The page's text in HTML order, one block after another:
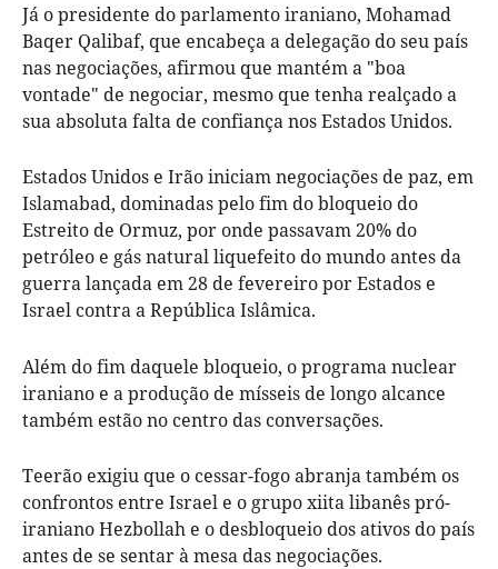
Já o presidente do parlamento iraniano, Mohamad
Baqer Qalibaf, que encabeça a delegação do seu país
nas negociações, afirmou que mantém a "boa
vontade" de negociar, mesmo que tenha realçado a
sua absoluta falta de confiança nos Estados Unidos.
Estados Unidos e Irão iniciam negociações de paz, em
Islamabad, dominadas pelo fim do bloqueio do
Estreito de Ormuz, por onde passavam 20% do
petróleo e gás natural liquefeito do mundo antes da
guerra lançada em 28 de fevereiro por Estados e
Israel contra a República Islâmica.
Além do fim daquele bloqueio, o programa nuclear
iraniano e a produção de mísseis de longo alcance
também estão no centro das conversações.
Teerão exigiu que o cessar-fogo abranja também os
confrontos entre Israel e o grupo xiita libanês pró-
iraniano Hezbollah e o desbloqueio dos ativos do país
antes de se sentar à mesa das negociações.